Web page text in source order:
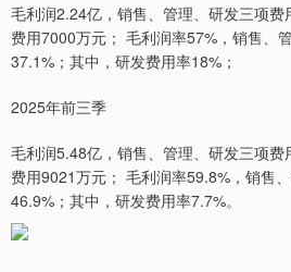
毛利润2.24亿，销售、管理、研发三项
费用7000万元； 毛利润率57%，销售、
37.1%；其中，研发费用率18%；
2025年前三季
毛利润5.48亿，销售、管理、研发三项
费用9021万元； 毛利润率59.8%，销售
46.9%；其中，研发费用率7.7%。